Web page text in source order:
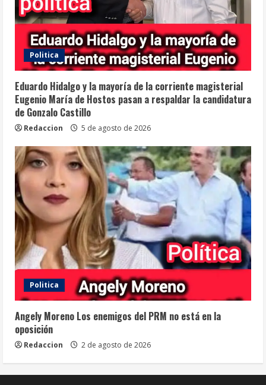
Politica
Eduardo Hidalgo y la mayoría de la corriente magisterial
Eugenio María de Hostos pasan a respaldar la candidatura
de Gonzalo Castillo
Redaccion 5 de agosto de 2026
Politica
Angely Moreno Los enemigos del PRM no está en la
oposición
Redaccion 2 de agosto de 2026